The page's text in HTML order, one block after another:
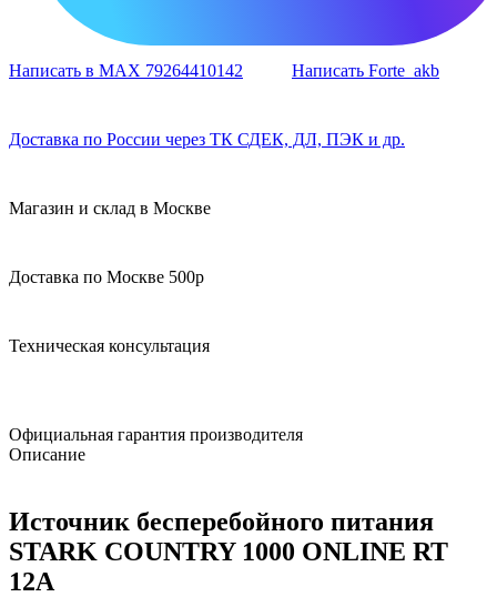
Написать в MAX 79264410142 Написать Forte_akb
Доставка по России через ТК СДЕК, ДЛ, ПЭК и др.
Магазин и склад в Москве
Доставка по Москве 500р
Техническая консультация
Официальная гарантия производителя
Описание
Источник бесперебойного питания
STARK COUNTRY 1000 ONLINE RT
12A